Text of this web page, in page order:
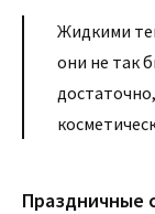
Жидкими
они не так
Праздничные